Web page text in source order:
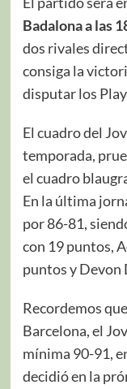
Badalonaa las
dos rivales
consiga la
disputar los
El cuadro del
temporada,
el cuadro
En la última
por 86-81,
con 19 puntos,
puntos y Devon
Recordemos
Barcelona, el
mínima 90-91,
decidió en la